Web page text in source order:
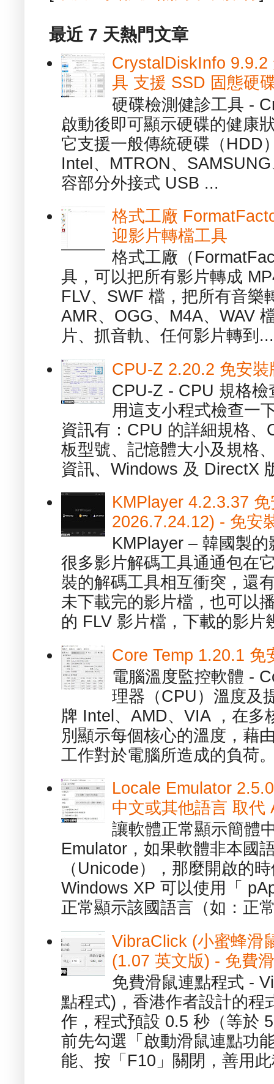
最近 7 天熱門文章
CrystalDiskInfo 9.9.2
具 支援 SSD 固態硬
硬碟檢測健診工具 -
啟動後即可顯示硬碟的健康
它支援一般傳統硬碟（HDD
Intel、MTRON、
容部分外接式 USB ...
格式工廠
迎影片轉檔工具
格式工廠（
具，可以把所有影片轉成
FLV、SWF 檔，把所有音樂
AMR、OGG、M4A、WAV
片、抓音軌、任何影片轉到...
CPU-Z 2.20.2 免安
CPU-Z - CPU 規格
用這支小程式檢查一
資訊有：CPU 的詳細規格
板型號、記憶體大小及規格
資訊、Windows 及 DirectX
KMPlayer 4.2.3.37
2026.7.24.12) - 免安
KMPlayer – 韓國製
很多影片解碼工具通通包在
裝的解碼工具相互衝突，還
未下載完的影片檔，也可以
的 FLV 影片檔，下載的影片
Core Temp 1.20.1 免
電腦溫度監控軟體 -
理器（CPU）溫度及
牌 Intel、AMD、VIA ，在多
別顯示每個核心的溫度，藉
工作對於電腦所造成的負荷
Locale Emulator
中文或其他語言 取代
讓軟體正常顯示簡體
Emulator，如果軟體非本國
（Unicode），那麼開啟的
Windows XP 可以使用「
正常顯示該國語言（如：正
VibraClick (小蜜蜂滑
(1.07 英文版) - 免費
免費滑鼠連點程式 -
點程式)，香港作者設計的程
作，程式預設 0.5 秒（等於
前先勾選「啟動滑鼠連點功
能、按「F10」關閉，善用